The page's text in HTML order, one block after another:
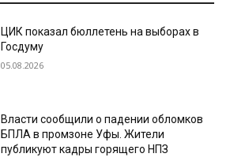
ЦИК показал бюллетень на выборах в
Госдуму
05.08.2026
Власти сообщили о падении обломков
БПЛА в промзоне Уфы. Жители
публикуют кадры горящего НПЗ